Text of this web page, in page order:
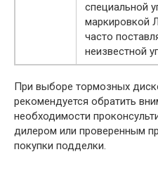
специальной
маркировкой
часто
неизвестной
При выборе тормозных
рекомендуется обратить
необходимости
дилером или проверенным
покупки подделки.